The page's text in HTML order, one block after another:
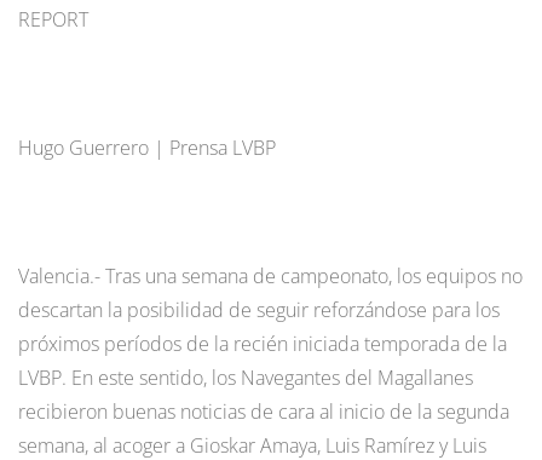
REPORT
Hugo Guerrero | Prensa LVBP
Valencia.- Tras una semana de campeonato, los equipos no
descartan la posibilidad de seguir reforzándose para los
próximos períodos de la recién iniciada temporada de la
LVBP. En este sentido, los Navegantes del Magallanes
recibieron buenas noticias de cara al inicio de la segunda
semana, al acoger a Gioskar Amaya, Luis Ramírez y Luis